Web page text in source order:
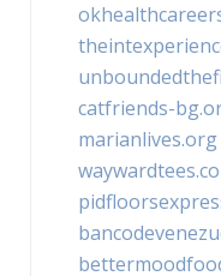
catfriends-
marianlives.org